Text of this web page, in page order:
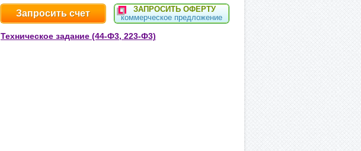
Запросить счет
ЗАПРОСИТЬ ОФЕРТУ
коммерческое предложение
Техническое задание (44-Ф3, 223-Ф3)